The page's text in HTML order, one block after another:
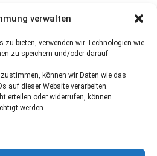
verwalten
zu bieten, verwenden wir Technologien wie
zu speichern und/oder darauf
können wir Daten wie das
auf dieser Website verarbeiten.
erteilen oder widerrufen, können
werden.